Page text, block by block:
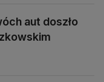
aut doszło